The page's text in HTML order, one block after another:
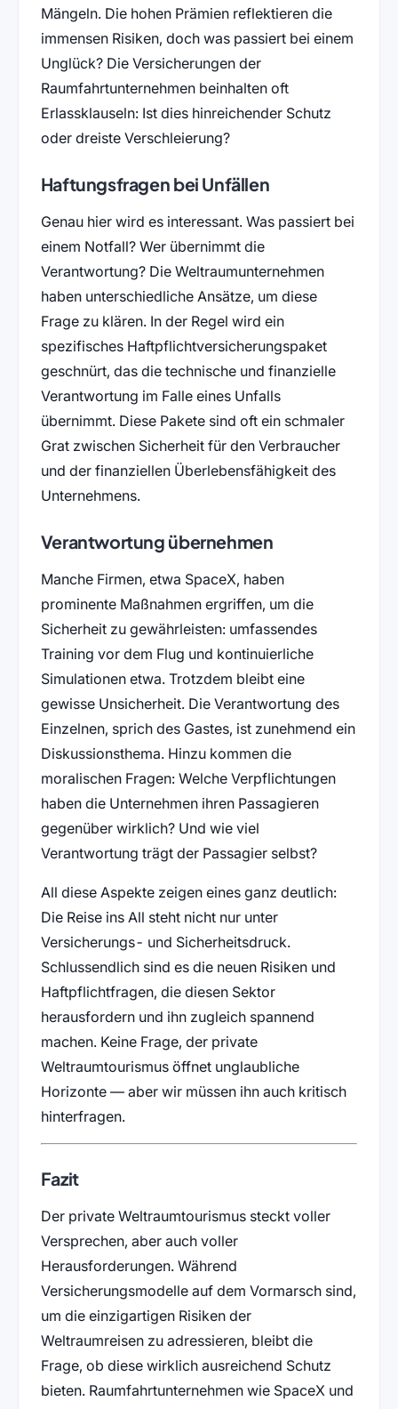
Mängeln. Die hohen Prämien reflektieren die
immensen Risiken, doch was passiert bei einem
Unglück? Die Versicherungen der
Raumfahrtunternehmen beinhalten oft
Erlassklauseln: Ist dies hinreichender Schutz
oder dreiste Verschleierung?
Haftungsfragen bei Unfällen
Genau hier wird es interessant. Was passiert bei
einem Notfall? Wer übernimmt die
Verantwortung? Die Weltraumunternehmen
haben unterschiedliche Ansätze, um diese
Frage zu klären. In der Regel wird ein
spezifisches Haftpflichtversicherungspaket
geschnürt, das die technische und finanzielle
Verantwortung im Falle eines Unfalls
übernimmt. Diese Pakete sind oft ein schmaler
Grat zwischen Sicherheit für den Verbraucher
und der finanziellen Überlebensfähigkeit des
Unternehmens.
Verantwortung übernehmen
Manche Firmen, etwa SpaceX, haben
prominente Maßnahmen ergriffen, um die
Sicherheit zu gewährleisten: umfassendes
Training vor dem Flug und kontinuierliche
Simulationen etwa. Trotzdem bleibt eine
gewisse Unsicherheit. Die Verantwortung des
Einzelnen, sprich des Gastes, ist zunehmend ein
Diskussionsthema. Hinzu kommen die
moralischen Fragen: Welche Verpflichtungen
haben die Unternehmen ihren Passagieren
gegenüber wirklich? Und wie viel
Verantwortung trägt der Passagier selbst?
All diese Aspekte zeigen eines ganz deutlich:
Die Reise ins All steht nicht nur unter
Versicherungs- und Sicherheitsdruck.
Schlussendlich sind es die neuen Risiken und
Haftpflichtfragen, die diesen Sektor
herausfordern und ihn zugleich spannend
machen. Keine Frage, der private
Weltraumtourismus öffnet unglaubliche
Horizonte — aber wir müssen ihn auch kritisch
hinterfragen.
Fazit
Der private Weltraumtourismus steckt voller
Versprechen, aber auch voller
Herausforderungen. Während
Versicherungsmodelle auf dem Vormarsch sind,
um die einzigartigen Risiken der
Weltraumreisen zu adressieren, bleibt die
Frage, ob diese wirklich ausreichend Schutz
bieten. Raumfahrtunternehmen wie SpaceX und